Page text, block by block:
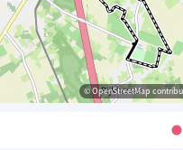
© OpenStreetMap